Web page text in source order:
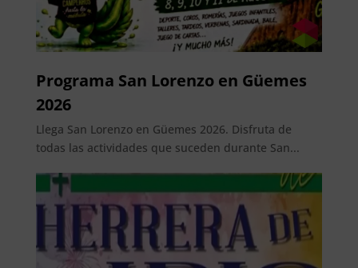
Programa San Lorenzo en Güemes
2026
Llega San Lorenzo en Güemes 2026. Disfruta de
todas las actividades que suceden durante San...